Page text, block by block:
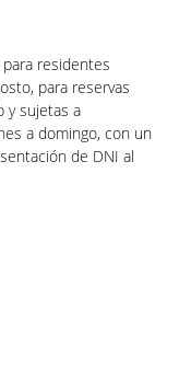
residentes
para reservas
y sujetas a
a domingo, con un
de DNI al